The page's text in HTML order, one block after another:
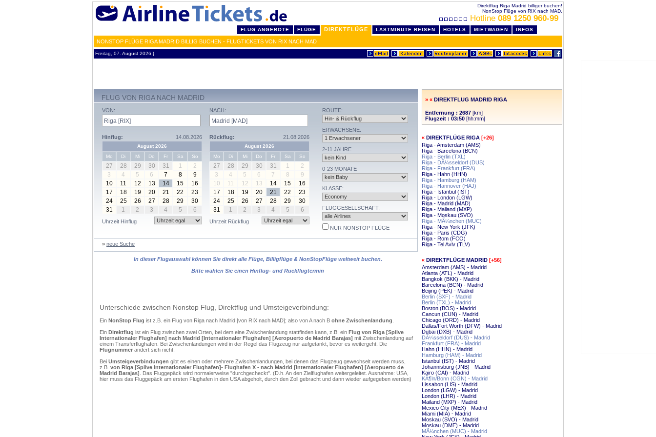
Direktflug Riga Madrid billiger buchen!
NonStop Flüge von RIX nach MAD.
Hotline 089 1250 960-99
FLUG ANGEBOTE FLÜGE DIREKTFLÜGE LASTMINUTE REISEN HOTELS MIETWAGEN INFOS
NONSTOP FLÜGE RIGA MADRID BILLIG BUCHEN - FLUGTICKETS VON RIX NACH MAD
Freitag, 07. August 2026 ¦
FLUG VON RIGA NACH MADRID
VON:
Hinflug: 14.08.2026
August 2026
Mo
Di Mi Do Fr Sa So
27 28 29 30 31 1
2
3
4 5 6 7 8
9
10
11 12 13 14 15
16
17
18 19 20 21 22
23
24
25 26 27 28 29
30
31
1 2 3 4 5 6
Uhrzeit Hinflug
NACH:
Rückflug: 21.08.2026
August 2026
Mo
Di Mi Do Fr Sa So
27 28 29 30 31 1
2
3
4 5 6 7 8
9
10
11 12 13 14 15
16
17
18 19 20 21 22
23
24
25 26 27 28 29
30
31
1 2 3 4 5 6
Uhrzeit Rückflug
ROUTE:
ERWACHSENE:
2-11 JAHRE
0-23 MONATE
KLASSE:
FLUGGESELLSCHAFT:
NUR NONSTOP FLÜGE
» neue Suche
In dieser Flugauswahl können Sie direkt alle Flüge, Billigflüge & NonStopFlüge weltweit buchen.
Bitte wählen Sie einen Hinflug- und Rückflugtermin
Unterschiede zwischen Nonstop Flug, Direktflug und Umsteigeverbindung:
Ein NonStop Flug ist z.B. ein Flug von Riga nach Madrid [von RIX nach MAD]; also von A nach B ohne Zwischenlandung
Ein Direktflug ist ein Flug zwischen zwei Orten, bei dem eine Zwischenlandung stattfinden kann, z.B. ein Flug von Riga [Spilve
Internationaler Flughafen] nach Madrid [Internationaler Flughafen] [Aeropuerto de Madrid Barajas] mit Zwischenlandung auf
einem Transferflughafen. Bei Zwischenlandungen wird in der Regel das Flugzeug nur aufgetankt, bevor es weitergeht. Die
Flugnummer ändert sich nicht.
Bei Umsteigeverbindungen gibt es einen oder mehrere Zwischenlandungen, bei denen das Flugzeug gewechselt werden muss,
z.B. von Riga [Spilve Internationaler Flughafen]- Flughafen X - nach Madrid [Internationaler Flughafen] [Aeropuerto de
Madrid Barajas] . Das Fluggepäck wird normalerweise "durchgecheckt". (D.h. An den Zielflughafen weitergeleitet. Ausnahme: USA,
hier muss das Fluggepäck am ersten Flughafen in den USA abgeholt, durch den Zoll gebracht und dann wieder aufgegeben werden)
» « DIREKTFLUG MADRID RIGA
Entfernung : 2687 [km]
Flugzeit : 03:50 [hh:mm]
« DIREKTFLÜGE RIGA [+26]
Riga - Amsterdam (AMS)
Riga - Barcelona (BCN)
Riga - Berlin (TXL)
Riga - DÃ¼sseldorf (DUS)
Riga - Frankfurt (FRA)
Riga - Hahn (HHN)
Riga - Hamburg (HAM)
Riga - Hannover (HAJ)
Riga - Istanbul (IST)
Riga - London (LGW)
Riga - Madrid (MAD)
Riga - Mailand (MXP)
Riga - Moskau (SVO)
Riga - MÃ¼nchen (MUC)
Riga - New York (JFK)
Riga - Paris (CDG)
Riga - Rom (FCO)
Riga - Tel Aviv (TLV)
« DIREKTFLÜGE MADRID [+56]
Amsterdam (AMS) - Madrid
Atlanta (ATL) - Madrid
Bangkok (BKK) - Madrid
Barcelona (BCN) - Madrid
Beijing (PEK) - Madrid
Berlin (SXF) - Madrid
Berlin (TXL) - Madrid
Boston (BOS) - Madrid
Cancun (CUN) - Madrid
Chicago (ORD) - Madrid
Dallas/Fort Worth (DFW) - Madrid
Dubai (DXB) - Madrid
DÃ¼sseldorf (DUS) - Madrid
Frankfurt (FRA) - Madrid
Hahn (HHN) - Madrid
Hamburg (HAM) - Madrid
Istanbul (IST) - Madrid
Johannisburg (JNB) - Madrid
Kairo (CAI) - Madrid
KÃ¶ln/Bonn (CGN) - Madrid
Lissabon (LIS) - Madrid
London (LGW) - Madrid
London (LHR) - Madrid
Mailand (MXP) - Madrid
Mexico City (MEX) - Madrid
Miami (MIA) - Madrid
Moskau (SVO) - Madrid
Moskau (DME) - Madrid
MÃ¼nchen (MUC) - Madrid